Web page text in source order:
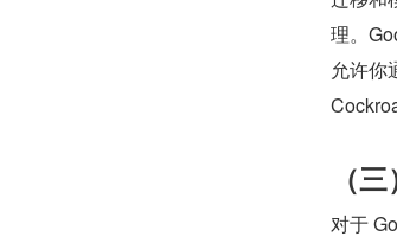
理。
允许你
（
对于